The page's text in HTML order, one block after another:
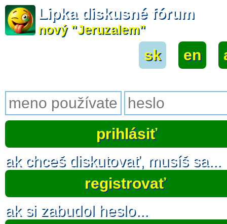
Lipka diskusné fórum
nový "Jeruzalem"
sk en
ak chceš diskutovať, musíš sa...
registrovať
ak si zabudol heslo...